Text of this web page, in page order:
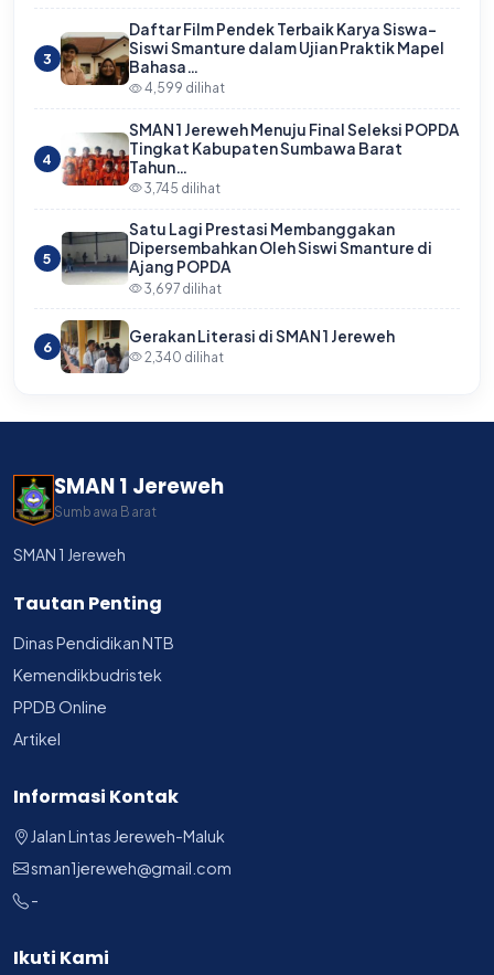
3
Daftar Film Pendek Terbaik Karya Siswa-
Siswi Smanture dalam Ujian Praktik Mapel
Bahasa…
4,599 dilihat
4
SMAN 1 Jereweh Menuju Final Seleksi POPDA
Tingkat Kabupaten Sumbawa Barat
Tahun…
3,745 dilihat
5
Satu Lagi Prestasi Membanggakan
Dipersembahkan Oleh Siswi Smanture di
Ajang POPDA
3,697 dilihat
6
Gerakan Literasi di SMAN 1 Jereweh
2,340 dilihat
SMAN 1 Jereweh
Sumbawa Barat
SMAN 1 Jereweh
Tautan Penting
Dinas Pendidikan NTB
Kemendikbudristek
PPDB Online
Artikel
Informasi Kontak
Jalan Lintas Jereweh-Maluk
sman1jereweh@gmail.com
-
Ikuti Kami